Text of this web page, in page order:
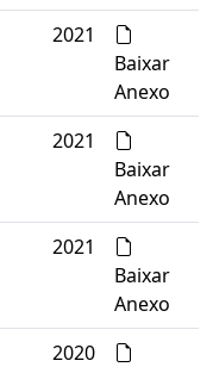
2021
Baixar
Anexo
2021
Baixar
Anexo
2021
Baixar
Anexo
2020